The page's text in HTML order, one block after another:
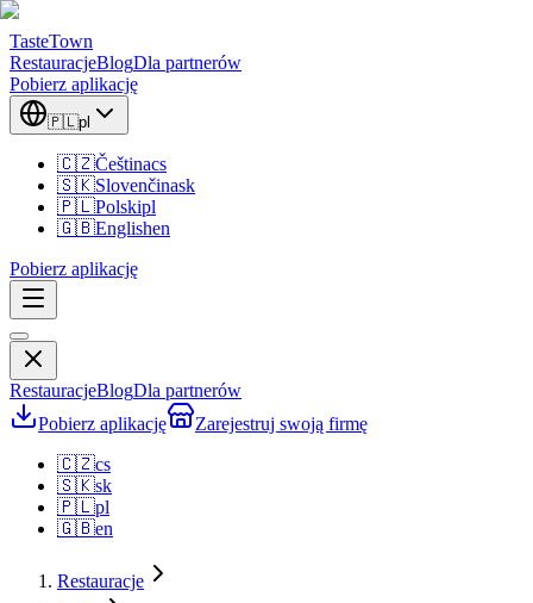
TasteTown
RestauracjeBlogDla partnerów
Pobierz aplikację
🇵🇱pl
🇨🇿Češtinacs
🇸🇰Slovenčinask
🇵🇱Polskipl
🇬🇧Englishen
Pobierz aplikację
RestauracjeBlogDla partnerów
Pobierz aplikację
Zarejestruj swoją firmę
🇨🇿cs
🇸🇰sk
🇵🇱pl
🇬🇧en
Restauracje